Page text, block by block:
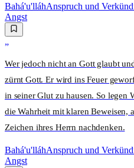
Bahá'u'lláhAnspruch und
Angst
„
Wer jedoch nicht an Gott glaubt
zürnt Gott. Er wird ins Feuer
in seiner Glut zu hausen. So legen
die Wahrheit mit klaren Beweisen,
Zeichen ihres Herrn nachdenken.
Bahá'u'lláhAnspruch und
Angst